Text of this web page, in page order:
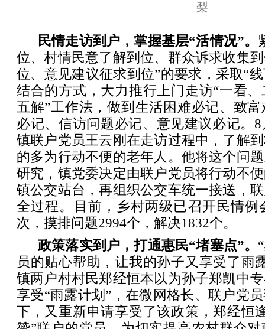
梨
民情走访到户，掌握基层“活情况”。
位、村情民意了解到位、群众诉求收集
位、意见建议征求到位”的要求，采取“
结合的方式，大力推行上门走访“一看
五解”工作法，做到生活困难必记、致
必记、信访问题必记、意见建议必记。
镇联户党员王云刚在走访过程中，了解
的多为行动不便的老年人。他将这个问
研究，镇党委决定由联户党员将行动不
镇公交站台，再组织公交车统一接送，
全过程。目前，乡村两级已召开民情例
次，摸排问题2994个，解决1832个。
政策落实到户，打通惠民“堵塞点”。
员的贴心帮助，让我的孙子又享受了雨
镇两户村村民郑经恒本以为孙子郑凯中
享受“雨露计划”，在微网格长、联户党
下，又重新申请享受了该政策，郑经恒